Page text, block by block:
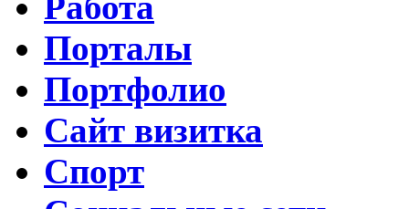
Порталы
Портфолио
Сайт визитка
Спорт